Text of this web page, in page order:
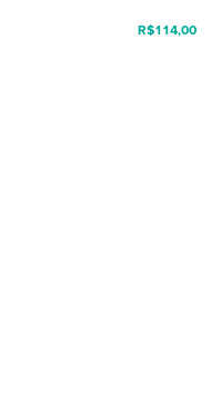
R$114,00